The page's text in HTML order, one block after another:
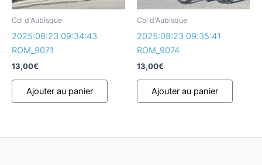
Col d'Aubisque
2025:08:23 09:34:43
ROM_9071
13,00€
Ajouter au panier
Col d'Aubisque
2025:08:23 09:35:41
ROM_9074
13,00€
Ajouter au panier